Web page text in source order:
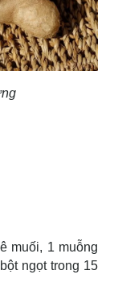
muối, 1 muỗng
ngọt trong 15